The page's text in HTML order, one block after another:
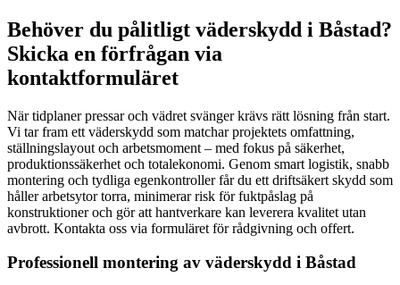
Behöver du pålitligt väderskydd i Båstad?
Skicka en förfrågan via
kontaktformuläret
När tidplaner pressar och vädret svänger krävs rätt lösning från start.
Vi tar fram ett väderskydd som matchar projektets omfattning,
ställningslayout och arbetsmoment – med fokus på säkerhet,
produktionssäkerhet och totalekonomi. Genom smart logistik, snabb
montering och tydliga egenkontroller får du ett driftsäkert skydd som
håller arbetsytor torra, minimerar risk för fuktpåslag på
konstruktioner och gör att hantverkare kan leverera kvalitet utan
avbrott. Kontakta oss via formuläret för rådgivning och offert.
Professionell montering av väderskydd i Båstad